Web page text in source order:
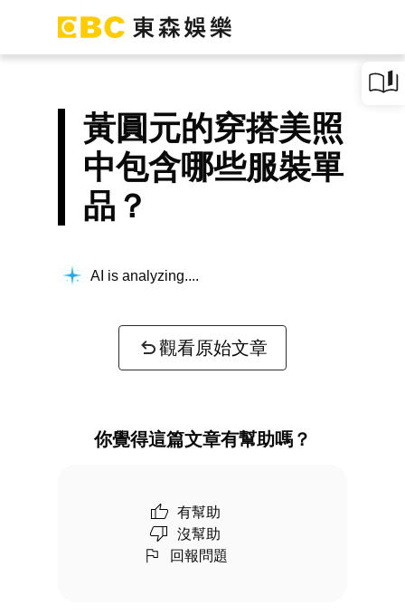
黃圓元的穿搭美照
中包含哪些服裝單
品？
AI is analyzing...
觀看原始文章
你覺得這篇文章有幫助嗎？
有幫助
沒幫助
回報問題